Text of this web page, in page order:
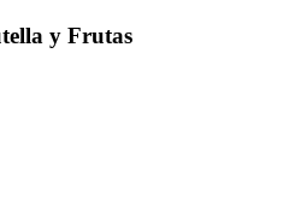
y Frutas